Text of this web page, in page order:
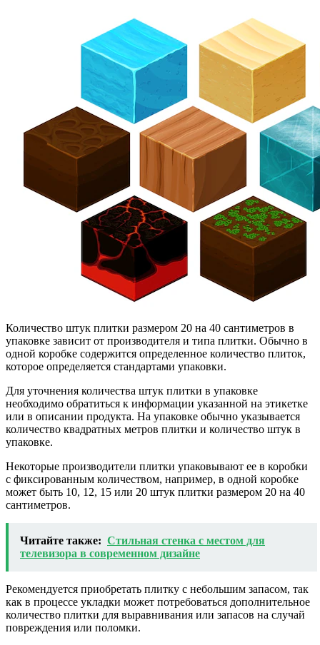
Количество штук плитки размером 20 на 40 сантиметров в
упаковке зависит от производителя и типа плитки. Обычно в
одной коробке содержится определенное количество плиток,
которое определяется стандартами упаковки.
Для уточнения количества штук плитки в упаковке
необходимо обратиться к информации указанной на этикетке
или в описании продукта. На упаковке обычно указывается
количество квадратных метров плитки и количество штук в
упаковке.
Некоторые производители плитки упаковывают ее в коробки
с фиксированным количеством, например, в одной коробке
может быть 10, 12, 15 или 20 штук плитки размером 20 на 40
сантиметров.
Читайте также: Стильная стенка с местом для
телевизора в современном дизайне
Рекомендуется приобретать плитку с небольшим запасом, так
как в процессе укладки может потребоваться дополнительное
количество плитки для выравнивания или запасов на случай
повреждения или поломки.